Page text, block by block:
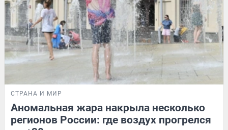
СТРАНА И МИР
Аномальная жара накрыла несколько
регионов России: где воздух прогрелся